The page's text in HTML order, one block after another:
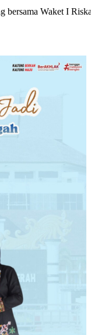
bersama Waket I